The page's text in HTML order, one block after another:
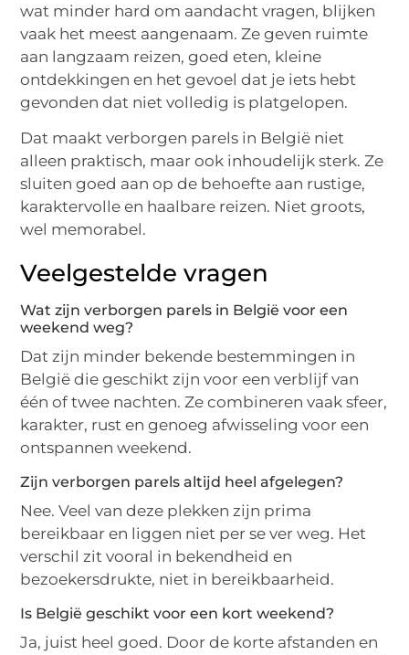
wat minder hard om aandacht vragen, blijken
vaak het meest aangenaam. Ze geven ruimte
aan langzaam reizen, goed eten, kleine
ontdekkingen en het gevoel dat je iets hebt
gevonden dat niet volledig is platgelopen.
Dat maakt verborgen parels in België niet
alleen praktisch, maar ook inhoudelijk sterk. Ze
sluiten goed aan op de behoefte aan rustige,
karaktervolle en haalbare reizen. Niet groots,
wel memorabel.
Veelgestelde vragen
Wat zijn verborgen parels in België voor een
weekend weg?
Dat zijn minder bekende bestemmingen in
België die geschikt zijn voor een verblijf van
één of twee nachten. Ze combineren vaak sfeer,
karakter, rust en genoeg afwisseling voor een
ontspannen weekend.
Zijn verborgen parels altijd heel afgelegen?
Nee. Veel van deze plekken zijn prima
bereikbaar en liggen niet per se ver weg. Het
verschil zit vooral in bekendheid en
bezoekersdrukte, niet in bereikbaarheid.
Is België geschikt voor een kort weekend?
Ja, juist heel goed. Door de korte afstanden en